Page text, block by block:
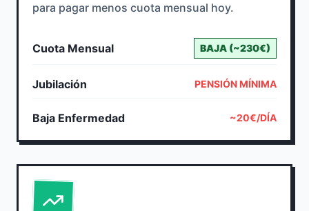
para pagar menos cuota mensual hoy.
Cuota Mensual BAJA (~230€)
Jubilación PENSIÓN MÍNIMA
Baja Enfermedad ~20€/DÍA
BASE MÁXIMA